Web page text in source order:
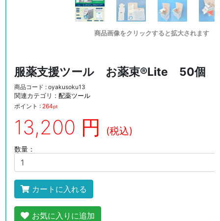
商品画像をクリックすると拡大されます
服薬支援ツール お薬束®Lite 50個 【
商品コード : oyakusoku13
関連カテゴリ :配薬ツール
ポイント : 264pt
13,200 円 (税込)
数量：
カートに入れる
お気に入りに追加